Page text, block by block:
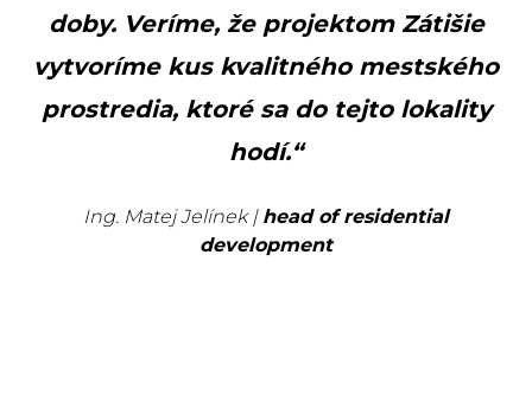
doby. Veríme, že projektom Zátišie
vytvoríme kus kvalitného mestského
prostredia, ktoré sa do tejto lokality
hodí.“
Ing. Matej Jelínek | head of residential
development